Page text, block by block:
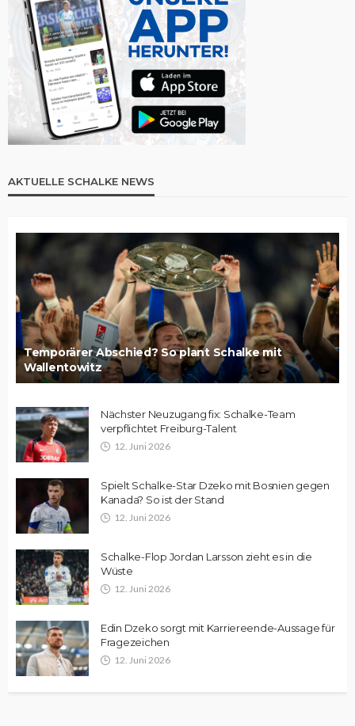
AKTUELLE SCHALKE NEWS
Temporärer Abschied? So plant Schalke mit
Wallentowitz
Nächster Neuzugang fix: Schalke-Team
verpflichtet Freiburg-Talent
12. Juni 2026
Spielt Schalke-Star Dzeko mit Bosnien gegen
Kanada? So ist der Stand
12. Juni 2026
Schalke-Flop Jordan Larsson zieht es in die
Wüste
12. Juni 2026
Edin Dzeko sorgt mit Karriereende-Aussage für
Fragezeichen
12. Juni 2026